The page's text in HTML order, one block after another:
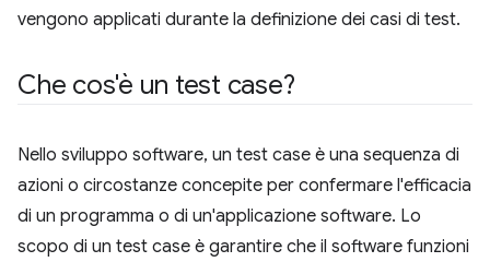
vengono applicati durante la definizione dei casi di test.
Che cos'è un test case?
Nello sviluppo software, un test case è una sequenza di
azioni o circostanze concepite per confermare l'efficacia
di un programma o di un'applicazione software. Lo
scopo di un test case è garantire che il software funzioni